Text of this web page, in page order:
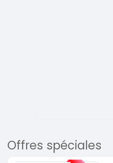
Offres spéciales